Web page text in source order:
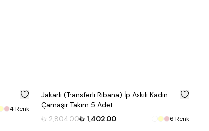
50
4Renk
50
Jakarlı (Transferli Ribana) İp Askılı Kadın
Çamaşır Takım 5 Adet
₺ 2,804.00₺ 1,402.00 6 Renk